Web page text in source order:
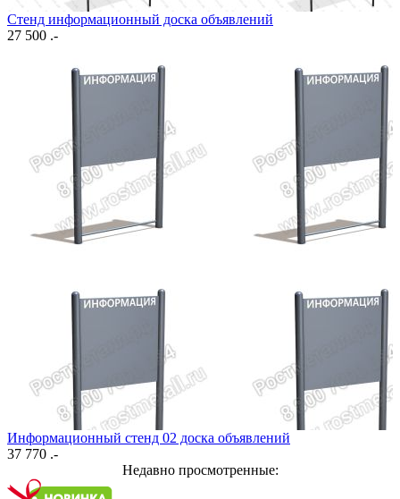
Стенд информационный доска объявлений
27 500 .-
Информационный стенд 02 доска объявлений
37 770 .-
Недавно просмотренные: